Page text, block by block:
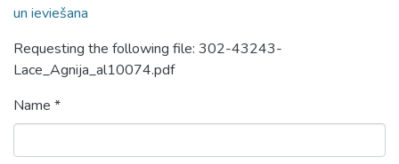
un ieviešana
Requesting the following file: 302-43243-
Lace_Agnija_al10074.pdf
Name *